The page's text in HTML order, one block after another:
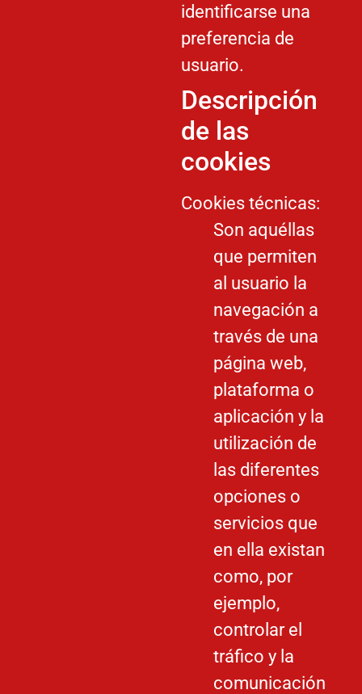
identificarse una
preferencia de
usuario.
Descripción
de las
cookies
Cookies técnicas:
Son aquéllas
que permiten
al usuario la
navegación a
través de una
página web,
plataforma o
aplicación y la
utilización de
las diferentes
opciones o
servicios que
en ella existan
como, por
ejemplo,
controlar el
tráfico y la
comunicación